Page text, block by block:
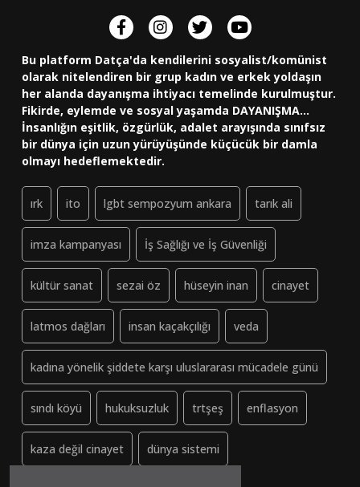
Bu platform Datça'da kendilerini sosyalist/komünist
olarak nitelendiren bir grup kadın ve erkek yoldaşın
her alanda dayanışma ihtiyacı temelinde kurulmuştur.
Fikirde, eylemde ve sosyal yaşamda DAYANIŞMA...
İnsanlığın eşitlik, özgürlük, adalet arayışında sınıfsız
bir dünya için uzun yürüyüşünde küçücük bir damla
olmayı hedeflemektedir.
ırk ito lgbt sempozyum ankara tarık ali
imza kampanyası İş Sağlığı ve İş Güvenliği
kültür sanat sezai öz hüseyin inan cinayet
latmos dağları insan kaçakçılığı veda
kadına yönelik şiddete karşı uluslararası mücadele günü
sındı köyü hukuksuzluk trtşeş enflasyon
kaza değil cinayet dünya sistemi